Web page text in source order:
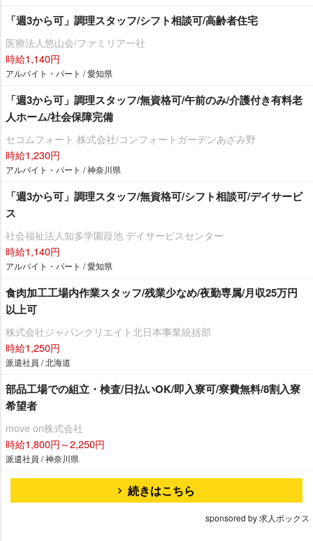
「週3から可」調理スタッフ/シフト相談可/高齢者住宅
医療法人悠山会/ファミリア一社
時給1,140円
アルバイト・パート / 愛知県
「週3から可」調理スタッフ/無資格可/午前のみ/介護付き有料老
人ホーム/社会保障完備
セコムフォート 株式会社/コンフォートガーデンあざみ野
時給1,230円
アルバイト・パート / 神奈川県
「週3から可」調理スタッフ/無資格可/シフト相談可/デイサービ
ス
社会福祉法人知多学園葭池 デイサービスセンター
時給1,140円
アルバイト・パート / 愛知県
食肉加工工場内作業スタッフ/残業少なめ/夜勤専属/月収25万円
以上可
株式会社ジャパンクリエイト北日本事業統括部
時給1,250円
派遣社員 / 北海道
部品工場での組立・検査/日払いOK/即入寮可/寮費無料/8割入寮
希望者
move on株式会社
時給1,800円～2,250円
派遣社員 / 神奈川県
続きはこちら
sponsored by 求人ボックス